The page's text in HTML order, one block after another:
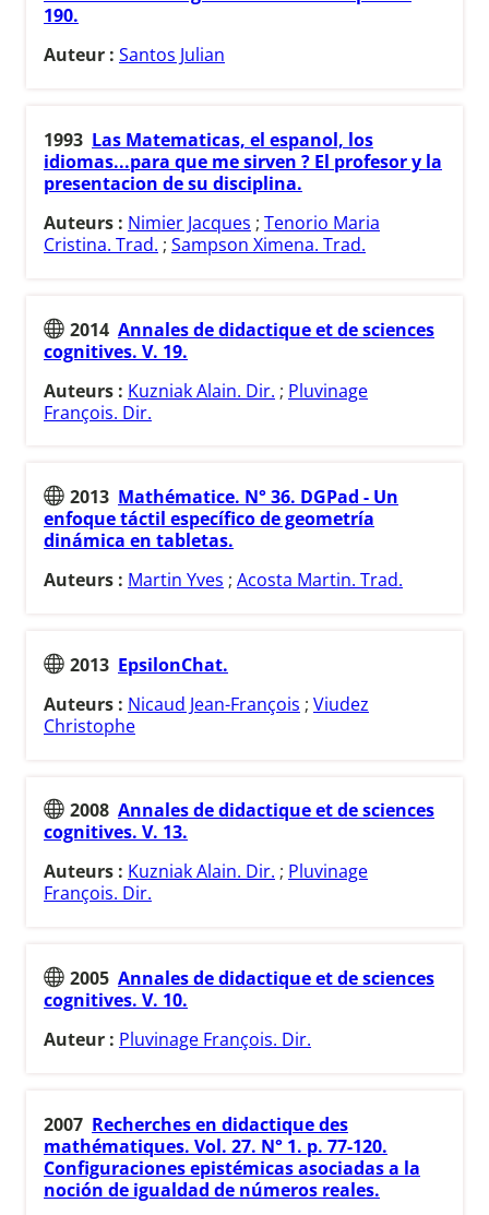
190.
Auteur : Santos Julian
1993 Las Matematicas, el espanol, los
idiomas...para que me sirven ? El profesor y la
presentacion de su disciplina.
Auteurs : Nimier Jacques ; Tenorio Maria
Cristina. Trad. ; Sampson Ximena. Trad.
2014 Annales de didactique et de sciences
cognitives. V. 19.
Auteurs : Kuzniak Alain. Dir. ; Pluvinage
François. Dir.
2013 Mathématice. N° 36. DGPad - Un
enfoque táctil específico de geometría
dinámica en tabletas.
Auteurs : Martin Yves ; Acosta Martin. Trad.
2013 EpsilonChat.
Auteurs : Nicaud Jean-François ; Viudez
Christophe
2008 Annales de didactique et de sciences
cognitives. V. 13.
Auteurs : Kuzniak Alain. Dir. ; Pluvinage
François. Dir.
2005 Annales de didactique et de sciences
cognitives. V. 10.
Auteur : Pluvinage François. Dir.
2007 Recherches en didactique des
mathématiques. Vol. 27. N° 1. p. 77-120.
Configuraciones epistémicas asociadas a la
noción de igualdad de números reales.